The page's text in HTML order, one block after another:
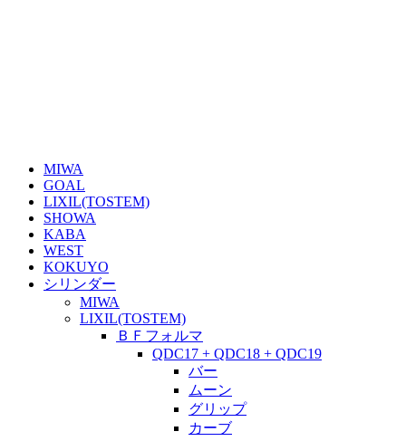
MIWA
GOAL
LIXIL(TOSTEM)
SHOWA
KABA
WEST
KOKUYO
シリンダー
MIWA
LIXIL(TOSTEM)
ＢＦフォルマ
QDC17 + QDC18 + QDC19
バー
ムーン
グリップ
カーブ